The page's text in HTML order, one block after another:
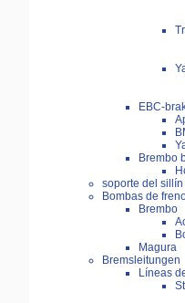
EBC-
Brembo
soporte del
Bombas de
Brembo
Magura
Bremsleitungen
Líneas